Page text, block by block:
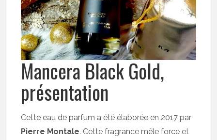
Mancera Black Gold,
présentation
Cette eau de parfum a été élaborée en 2017 par
Pierre Montale. Cette fragrance mêle force et